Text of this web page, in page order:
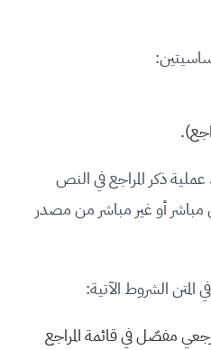
ذكر المراجع في النص
أو غير مباشر من مصدر
الشروط الآتية:
مفصّل في قائمة المراجع